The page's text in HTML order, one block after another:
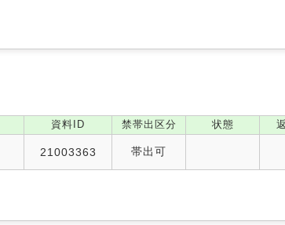
資料ID 禁帯出区分 状態
21003363 帯出可